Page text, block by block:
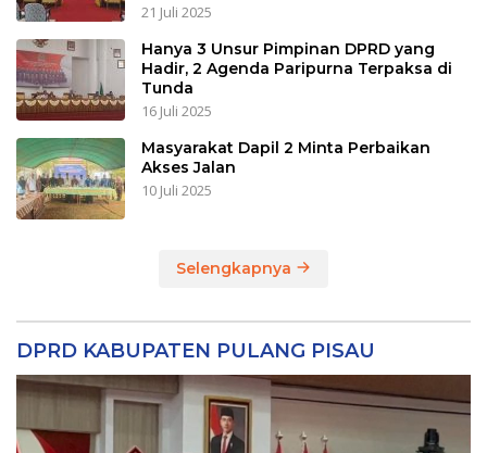
21 Juli 2025
Hanya 3 Unsur Pimpinan DPRD yang
Hadir, 2 Agenda Paripurna Terpaksa di
Tunda
16 Juli 2025
Masyarakat Dapil 2 Minta Perbaikan
Akses Jalan
10 Juli 2025
Selengkapnya
DPRD KABUPATEN PULANG PISAU